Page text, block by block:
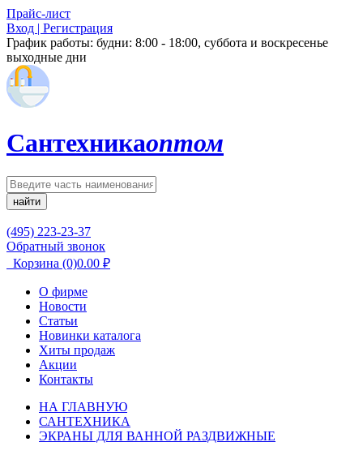
Прайс-лист
Вход | Регистрация
График работы: будни: 8:00 - 18:00, суббота и воскресенье
выходные дни
Сантехникаоптом
найти
(495) 223-23-37
Обратный звонок
Корзина (0)0.00 ₽
О фирме
Новости
Статьи
Новинки каталога
Хиты продаж
Акции
Контакты
НА ГЛАВНУЮ
САНТЕХНИКА
ЭКРАНЫ ДЛЯ ВАННОЙ РАЗДВИЖНЫЕ